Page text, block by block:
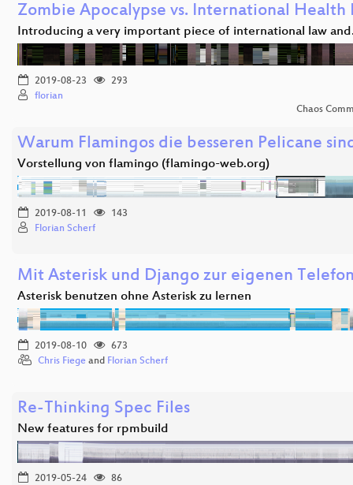
Zombie Apocalypse vs. International Health
Introducing a very important piece of international law
2019-08-23
293
florian
Chaos
Warum Flamingos die besseren Pelicane
Vorstellung von flamingo (flamingo-web.org)
2019-08-11
143
Florian Scherf
Mit Asterisk und Django zur eigenen
Asterisk benutzen ohne Asterisk zu lernen
2019-08-10
673
Chris Fiege and Florian Scherf
Re-Thinking Spec Files
New features for rpmbuild
2019-05-24
86